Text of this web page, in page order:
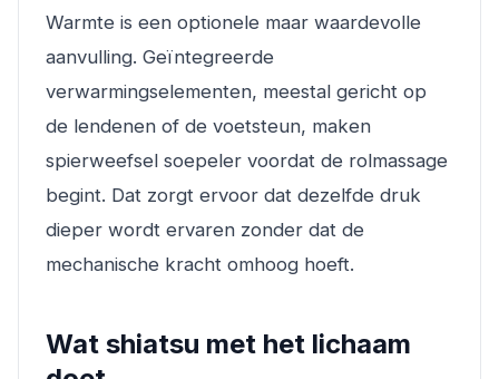
Warmte is een optionele maar waardevolle
aanvulling. Geïntegreerde
verwarmingselementen, meestal gericht op
de lendenen of de voetsteun, maken
spierweefsel soepeler voordat de rolmassage
begint. Dat zorgt ervoor dat dezelfde druk
dieper wordt ervaren zonder dat de
mechanische kracht omhoog hoeft.
Wat shiatsu met het lichaam